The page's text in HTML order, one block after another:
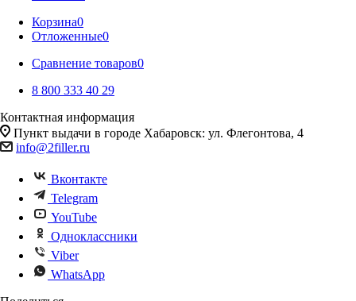
Корзина0
Отложенные0
Сравнение товаров0
8 800 333 40 29
Контактная информация
Пункт выдачи в городе Хабаровск: ул. Флегонтова, 4
info@2filler.ru
Вконтакте
Telegram
YouTube
Одноклассники
Viber
WhatsApp